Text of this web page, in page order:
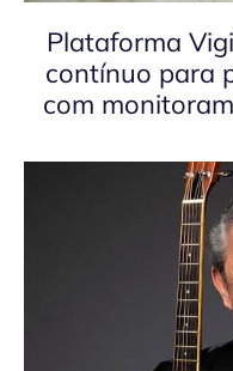
Plataforma
contínuo para
com